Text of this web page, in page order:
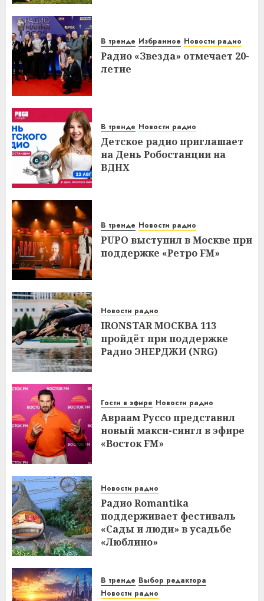
В тренде Избранное Новости радио
Радио «Звезда» отмечает 20-
летие
В тренде Новости радио
Детское радио приглашает
на День Робостанции на
ВДНХ
В тренде Новости радио
PUPO выступил в Москве при
поддержке «Ретро FM»
Новости радио
IRONSTAR МОСКВА 113
пройдёт при поддержке
Радио ЭНЕРДЖИ (NRG)
Гости в эфире Новости радио
Авраам Руссо представил
новый макси-сингл в эфире
«Восток FM»
Новости радио
Радио Romantika
поддерживает фестиваль
«Сады и люди» в усадьбе
«Люблино»
В тренде Выбор редактора
Новости радио